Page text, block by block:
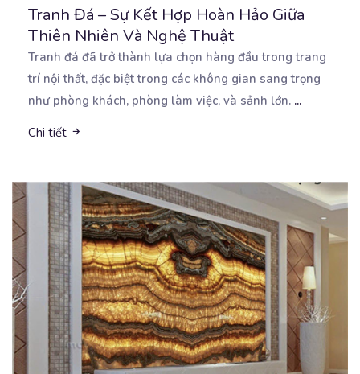
Tranh Đá – Sự Kết Hợp Hoàn Hảo Giữa
Thiên Nhiên Và Nghệ Thuật
Tranh đá đã trở thành lựa chọn hàng đầu trong trang
trí nội thất, đặc biệt trong các không gian sang trọng
như phòng khách, phòng làm việc, và sảnh lớn. ...
Chi tiết